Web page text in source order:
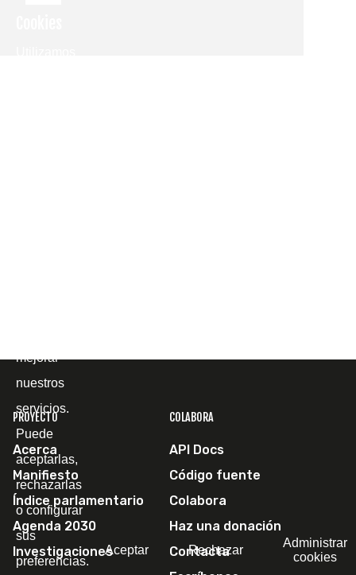
PROYECTO
Acerca
Manifiesto
Índice parlamentario
Agenda 2030
Investigaciones
COLABORA
API Docs
Código fuente
Colabora
Haz una donación
Contacta
mejorar
nuestros
servicios.
Puede
aceptarlas,
rechazarlas
o configurar
sus
preferencias.
Aceptar Rechazar
Administrar
cookies